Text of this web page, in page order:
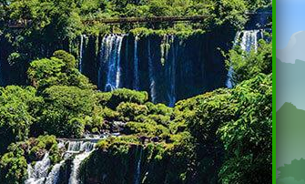
טיולים לפנמה לנוסע העצמאי כולל
שבטים מקומיים ומסלולי הליכה